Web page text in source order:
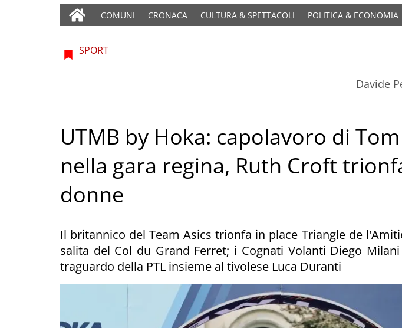
COMUNI CRONACA CULTURA & SPETTACOLI POLITICA & ECONOMIA
SPORT
Davide
UTMB by Hoka: capolavoro di
nella gara regina, Ruth Croft
donne
Il britannico del Team Asics trionfa in place Triangle de
salita del Col du Grand Ferret; i Cognati Volanti Diego
traguardo della PTL insieme al tivolese Luca Duranti